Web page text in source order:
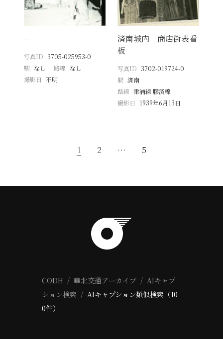
−
写真ID 3705-025953-0
駅 なし 路線 なし
撮影日
不明
済南城内 商店街表看
板
写真ID 3702-019724-0
駅 済南
路線 津浦線 膠済線
撮影日
1939年6月13日
1 2 … 5
CODH 華北交通アーカイブ
AIキャプ
ション検索
AIキャプション類似検索（10
0件）